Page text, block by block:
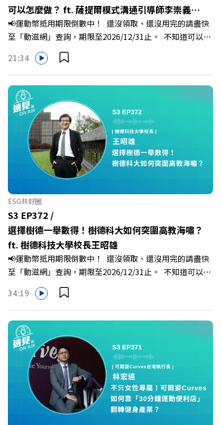
河、紙風車劇團創辦人 李永豐、嘉義縣人力發展所所長 許
喻理+++++🎂歡慶遠見40歲生日！手速搶下破天荒的獨家
優惠>>>https://gvmkt.pse.is/9e5pbz✨關注《遠見》更多
的社群：LINE：https://reurl.cc/A4ELQpIG：
https://bit.ly/3AjBWNVYT：https://bit.ly/38jNi9k
可以怎麼做？ ft. 薩提爾模式溝通引導師李崇義、
謝佳芸
📢運動幣抵用期限倒數中！ 還沒領取、還沒用完的請盡快
至「動滋網」查詢，期限至2026/12/31止。 不知道可以在
哪裡使用嗎？ 上「動滋網」【合作店家】專區，全台五千
多家合作業者任你選，馬上來找適用地點！ ➡️
https://fstry.pse.is/9epct2 —— 以上為 FMTaiwan 與
Firstory Podcast 廣告 —— 你常在職場中感到焦慮、害怕
犯錯，甚至覺得自己正遭受不友善的對待或霸凌嗎？當工作
中的人際摩擦、怕輸怕失敗的緊繃感成為日常，我們不能只
是委屈討好或一味逃避，更需要學會看透人際互動底層的
「職場冰山」。 本集《遠見 ON AIR》邀請到薩提爾模式溝
通引導師、天下文化新書《透視職場冰山》作者李崇義與謝
佳芸老師，帶你透過「冰山理論」拆解職場上的對立與衝
突，學會用「好奇」代替「批判」。即使在變動快速的AI時
代，也能幫自己打造不被成敗輕易定義的強韌自我。 🔺 職
場衝突與霸凌從何而來？🔺 如何用「冰山對話」看穿主管
焦慮，將對立化為合作？🔺 怎麼做到「好奇少一點、批判
少一點」？🔺 面對AI時代的職涯焦慮，如何把自我價值打
分權拿回手裡？ +++++📓《透視職場冰山》新書介紹
>>>https://bookzone.cwgv.com.tw/book/BWL108🎂歡
慶遠見40歲生日！手速搶下破天荒的獨家優惠
>>>https://gvmkt.pse.is/9e5pbz✨關注《遠見》更多的社
群：LINE：https://reurl.cc/A4ELQpIG：
Powered by Firstory Hosting
21:34
ESG共好圈
S3 EP372 /
選擇樹德一舉數得！樹德科大如何突圍高教海嘯？
ft. 樹德科技大學校長王昭雄
📢運動幣抵用期限倒數中！ 還沒領取、還沒用完的請盡快
至「動滋網」查詢，期限至2026/12/31止。 不知道可以在
哪裡使用嗎？ 上「動滋網」【合作店家】專區，全台五千
多家合作業者任你選，馬上來找適用地點！ ➡️
https://fstry.pse.is/9epct2 —— 以上為 FMTaiwan 與
Firstory Podcast 廣告 —— 在少子化浪潮、私校面臨退場
海嘯的嚴峻考驗下，南台灣的技職學校該如何轉型突圍？
本集《遠見ON AIR》邀請到樹德科技大學校長王昭雄，帶
你解析樹德科大如何打造出兼顧學校永續發展與地方創生的
技職教育新典範！ 🔺如何從「傳統私校」轉型為「產學無
縫接軌者」？ 🔺AI如何深度賦能設計與人文學科學群？ 🔺
首創「菲律賓半導體專班」！驚豔科技界的國際精準育才
🔺一舉拿下4大USR專案！深耕地方的溫暖社會責任平台 主
34:19